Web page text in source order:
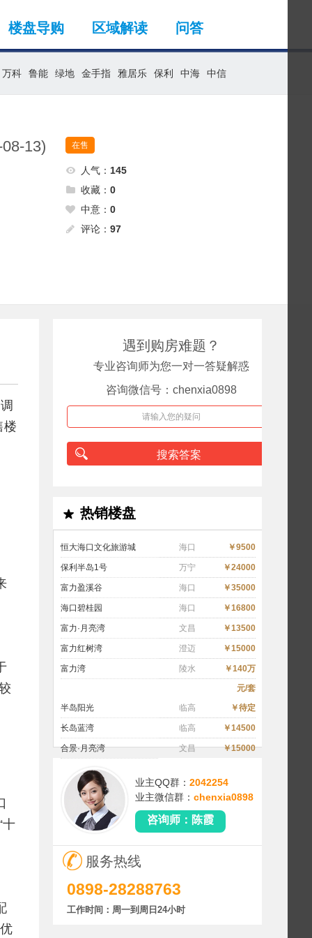
楼盘导购 区域解读 问答
万科 鲁能 绿地 金手指 雅居乐 保利 中海 中信
13) 在售
人气： 145
收藏： 0
中意： 0
评论： 97
楼
十
遇到购房难题？
专业咨询师为您一对一答疑解惑
咨询微信号：chenxia0898
搜索答案
热销楼盘
恒大海口文化旅游城 海口 ￥9500
保利半岛1号 万宁 ￥24000
富力盈溪谷 海口 ￥35000
海口碧桂园 海口 ￥16800
富力·月亮湾 文昌 ￥13500
富力红树湾 澄迈 ￥15000
富力湾 陵水
￥140万
元/套
半岛阳光
临高 ￥待定
长岛蓝湾 临高 ￥14500
合景·月亮湾 文昌 ￥15000
业主QQ群： 2042254
业主微信群： chenxia0898
咨询师：陈霞
服务热线
0898-28288763
工作时间：周一到周日24小时